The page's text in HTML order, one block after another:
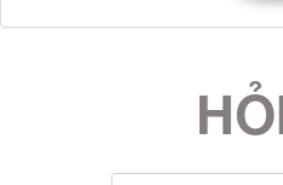
năng
dụng